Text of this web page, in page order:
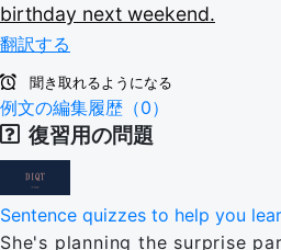
birthday next weekend.
翻訳する
聞き取れるようになる
例文の編集履歴（0）
復習用の問題
Sentence quizzes to help you
She's planning the surprise